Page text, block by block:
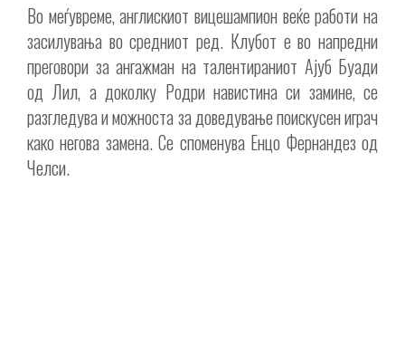
Во меѓувреме, англискиот вицешампион веќе работи на
засилувања во средниот ред. Клубот е во напредни
преговори за ангажман на талентираниот Ајуб Буади
од Лил, а доколку Родри навистина си замине, се
разгледува и можноста за доведување поискусен играч
како негова замена. Се споменува Енцо Фернандез од
Челси.